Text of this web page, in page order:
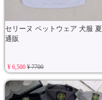
セリーヌ ペットウェア 犬服 夏
通販
¥ 6,500¥ 7700